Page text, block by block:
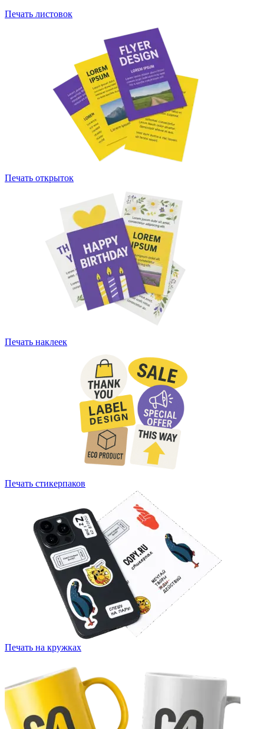
Печать листовок
Печать открыток
Печать наклеек
Печать стикерпаков
Печать на кружках